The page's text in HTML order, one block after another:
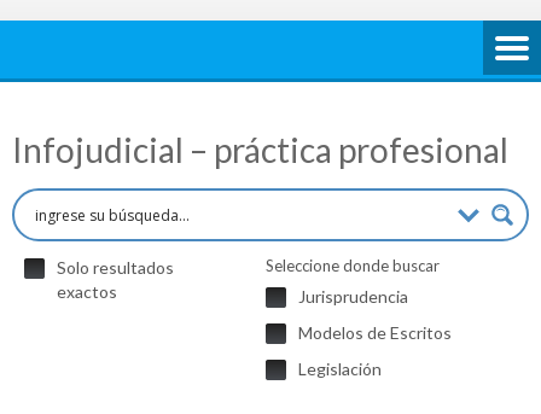
Infojudicial – práctica profesional
Solo resultados
exactos
Seleccione donde buscar
Jurisprudencia
Modelos de Escritos
Legislación